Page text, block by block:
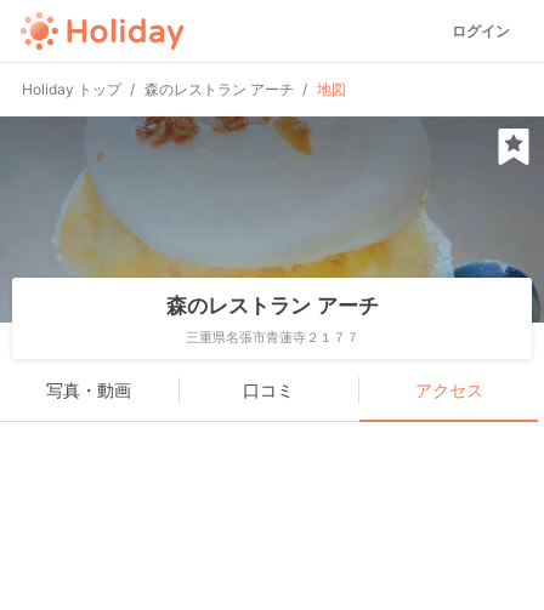
ログイン
Holiday トップ 森のレストラン アーチ 地図
森のレストラン アーチ
三重県名張市青蓮寺２１７７
写真・動画 口コミ アクセス